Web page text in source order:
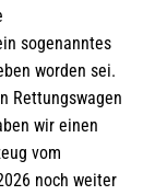
sogenanntes
worden sei.
Rettungswagen
wir einen
vom
noch weiter